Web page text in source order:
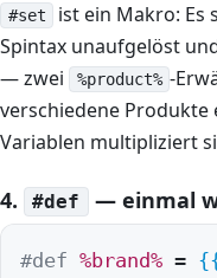
#set
ist ein Makro: Es
Spintax unaufgelöst
— zwei
%product% -
verschiedene
Variablen multipliziert
4. #def — einmal
#def %brand% = {